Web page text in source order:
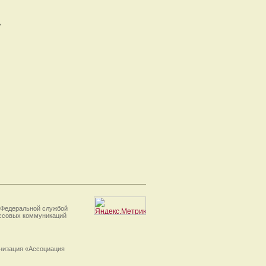
службой
коммуникаций
«Ассоциация